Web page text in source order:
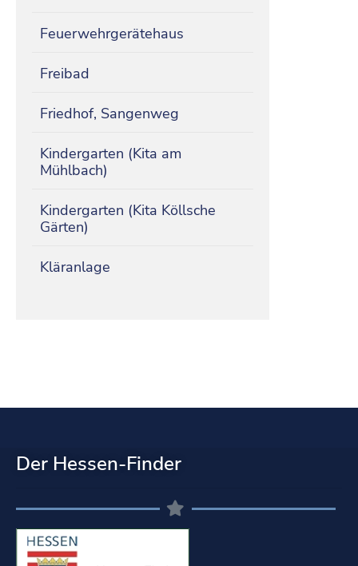
Feuerwehrgerätehaus
Freibad
Friedhof, Sangenweg
Kindergarten (Kita am
Mühlbach)
Kindergarten (Kita Köllsche
Gärten)
Kläranlage
Der Hessen-Finder